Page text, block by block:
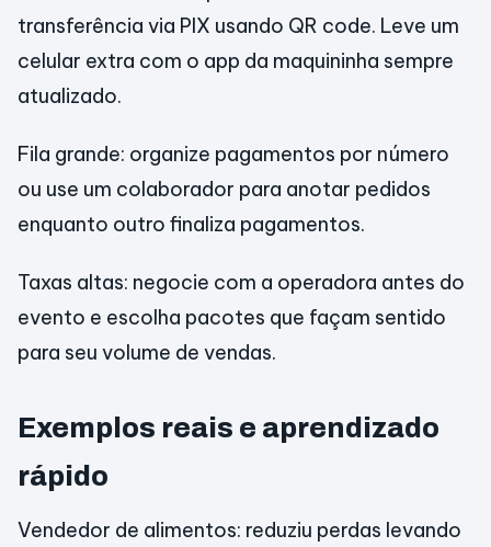
transferência via PIX usando QR code. Leve um
celular extra com o app da maquininha sempre
atualizado.
Fila grande: organize pagamentos por número
ou use um colaborador para anotar pedidos
enquanto outro finaliza pagamentos.
Taxas altas: negocie com a operadora antes do
evento e escolha pacotes que façam sentido
para seu volume de vendas.
Exemplos reais e aprendizado
rápido
Vendedor de alimentos: reduziu perdas levando